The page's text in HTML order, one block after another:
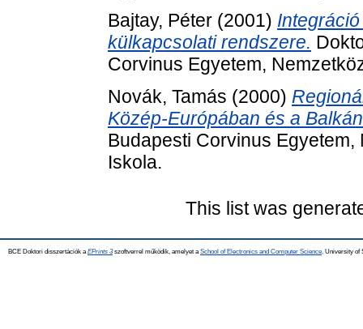
Bajtay, Péter (2001)
külkapcsolati rendszere.
Corvinus Egyetem,
Novák, Tamás (2000)
Közép-Európában és a
Budapesti Corvinus
Iskola.
This list was
BCE Doktori disszertációk a EPrints 3szoftverrel működik, amelyet a School of Electronics and Computer Science, University of